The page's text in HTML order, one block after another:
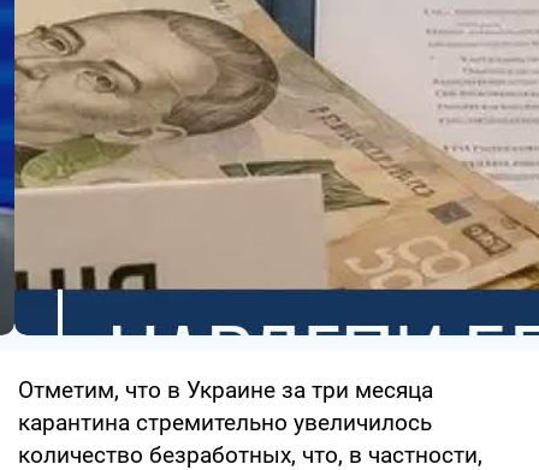
Отметим, что в Украине за три месяца
карантина стремительно увеличилось
количество безработных, что, в частности,